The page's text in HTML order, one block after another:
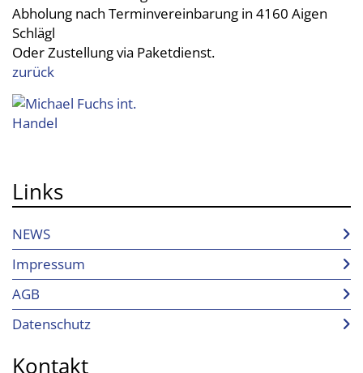
Abholung nach Terminvereinbarung in 4160 Aigen
Schlägl
Oder Zustellung via Paketdienst.
zurück
Links
NEWS
Impressum
AGB
Datenschutz
Kontakt